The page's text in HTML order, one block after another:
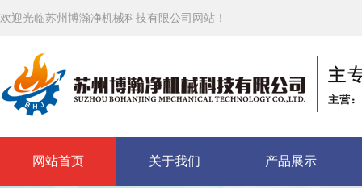
欢迎光临苏州博瀚净机械科技有限公司网站！
网站首页 关于我们 产品展示